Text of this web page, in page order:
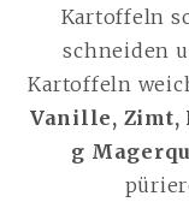
Kartoffeln
schneiden
Kartoffeln
Vanille, Zimt,
g